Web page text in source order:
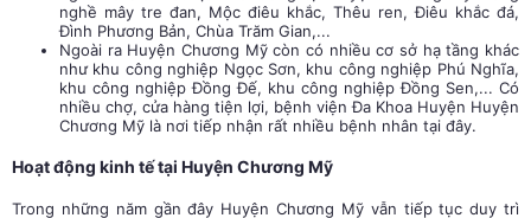
nghề mây tre đan, Mộc điêu khắc, Thêu ren, Điêu khắc đá,
Đình Phương Bản, Chùa Trăm Gian,...
Ngoài ra Huyện Chương Mỹ còn có nhiều cơ sở hạ tầng khác
như khu công nghiệp Ngọc Sơn, khu công nghiệp Phú Nghĩa,
khu công nghiệp Đồng Đế, khu công nghiệp Đồng Sen,... Có
nhiều chợ, cửa hàng tiện lợi, bệnh viện Đa Khoa Huyện Huyện
Chương Mỹ là nơi tiếp nhận rất nhiều bệnh nhân tại đây.
Hoạt động kinh tế tại Huyện Chương Mỹ
Trong những năm gần đây Huyện Chương Mỹ vẫn tiếp tục duy trì